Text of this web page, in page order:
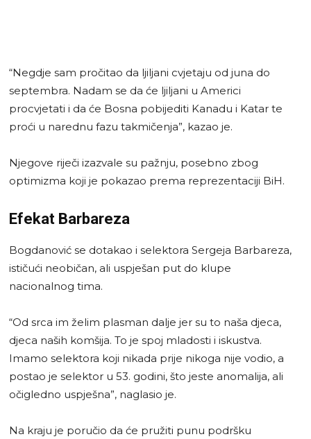
“Negdje sam pročitao da ljiljani cvjetaju od juna do
septembra. Nadam se da će ljiljani u Americi
procvjetati i da će Bosna pobijediti Kanadu i Katar te
proći u narednu fazu takmičenja”, kazao je.
Njegove riječi izazvale su pažnju, posebno zbog
optimizma koji je pokazao prema reprezentaciji BiH.
Efekat Barbareza
Bogdanović se dotakao i selektora Sergeja Barbareza,
ističući neobičan, ali uspješan put do klupe
nacionalnog tima.
“Od srca im želim plasman dalje jer su to naša djeca,
djeca naših komšija. To je spoj mladosti i iskustva.
Imamo selektora koji nikada prije nikoga nije vodio, a
postao je selektor u 53. godini, što jeste anomalija, ali
očigledno uspješna”, naglasio je.
Na kraju je poručio da će pružiti punu podršku